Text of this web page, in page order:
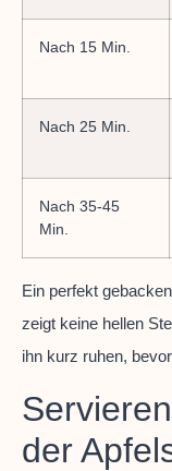
Nach 15 Min.
Nach 25 Min.
Nach 35-45
Min.
Ein perfekt
zeigt keine hellen
ihn kurz ruhen,
der